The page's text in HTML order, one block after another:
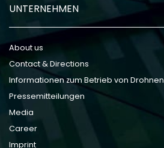
UNTERNEHMEN
About us
Contact & Directions
Informationen zum Betrieb von Drohnen
Pressemitteilungen
Media
Career
Imprint